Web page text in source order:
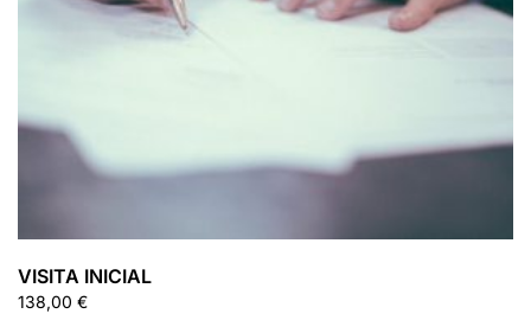
VISITA INICIAL
138,00 €